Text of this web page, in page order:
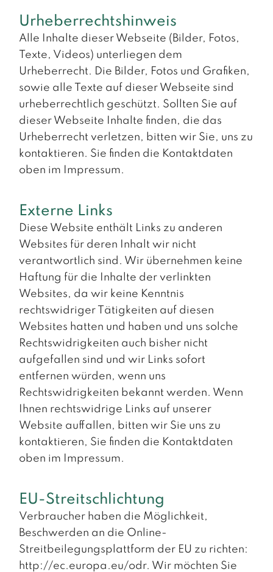
Urheberrechtshinweis
Alle Inhalte dieser Webseite (Bilder, Fotos,
Texte, Videos) unterliegen dem
Urheberrecht. Die Bilder, Fotos und Grafiken,
sowie alle Texte auf dieser Webseite sind
urheberrechtlich geschützt. Sollten Sie auf
dieser Webseite Inhalte finden, die das
Urheberrecht verletzen, bitten wir Sie, uns zu
kontaktieren. Sie finden die Kontaktdaten
oben im Impressum.
Externe Links
Diese Website enthält Links zu anderen
Websites für deren Inhalt wir nicht
verantwortlich sind. Wir übernehmen keine
Haftung für die Inhalte der verlinkten
Websites, da wir keine Kenntnis
rechtswidriger Tätigkeiten auf diesen
Websites hatten und haben und uns solche
Rechtswidrigkeiten auch bisher nicht
aufgefallen sind und wir Links sofort
entfernen würden, wenn uns
Rechtswidrigkeiten bekannt werden. Wenn
Ihnen rechtswidrige Links auf unserer
Website auffallen, bitten wir Sie uns zu
kontaktieren, Sie finden die Kontaktdaten
oben im Impressum.
EU-Streitschlichtung
Verbraucher haben die Möglichkeit,
Beschwerden an die Online-
Streitbeilegungsplattform der EU zu richten:
http://ec.europa.eu/odr. Wir möchten Sie